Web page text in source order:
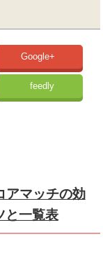
Google+
feedly
アマッチの効
と一覧表